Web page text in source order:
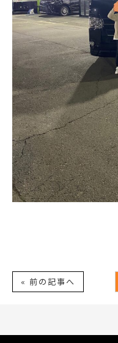
« 前の記事へ